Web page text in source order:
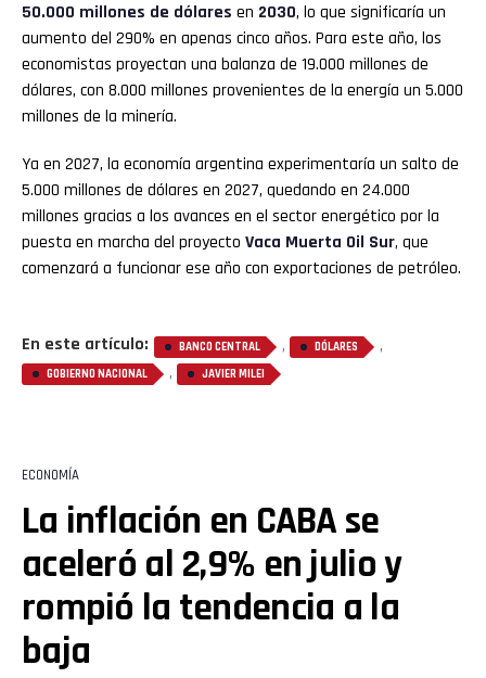
50.000 millones de dólares en 2030, lo que significaría un
aumento del 290% en apenas cinco años. Para este año, los
economistas proyectan una balanza de 19.000 millones de
dólares, con 8.000 millones provenientes de la energía un 5.000
millones de la minería.
Ya en 2027, la economía argentina experimentaría un salto de
5.000 millones de dólares en 2027, quedando en 24.000
millones gracias a los avances en el sector energético por la
puesta en marcha del proyecto Vaca Muerta Oil Sur, que
comenzará a funcionar ese año con exportaciones de petróleo.
En este artículo: BANCO CENTRAL , DÓLARES ,
GOBIERNO NACIONAL , JAVIER MILEI
ECONOMÍA
La inflación en CABA se
aceleró al 2,9% en julio y
rompió la tendencia a la
baja